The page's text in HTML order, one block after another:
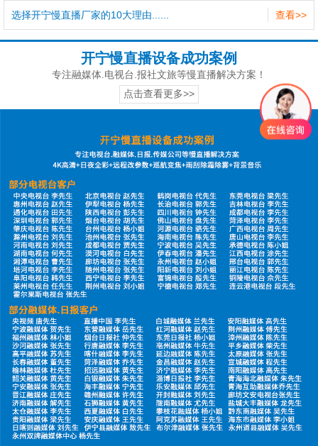
查看>>
选择开宁慢直播厂家的10大理由......
开宁慢直播设备成功案例
专注融媒体.电视台.报社文旅等慢直播解决方案！
点击查看更多>>